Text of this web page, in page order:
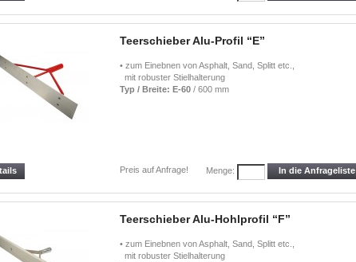
Teerschieber Alu-Profil “E”
• zum Einebnen von Asphalt, Sand, Splitt etc.,
mit robuster Stielhalterung
Typ / Breite: E-60/ 600 mm
Preis auf Anfrage! Menge: In die Anfrageliste
Teerschieber Alu-Hohlprofil “F”
• zum Einebnen von Asphalt, Sand, Splitt etc.,
mit robuster Stielhalterung